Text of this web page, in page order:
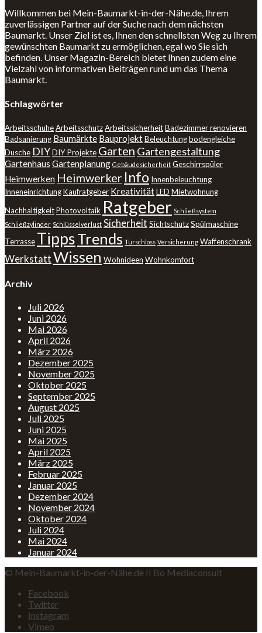
Willkommen bei Mein-Baumarkt-in-der-Nähe.de, Ihrem
zuverlässigen Partner auf der Suche nach dem nächsten
Baumarkt. Unser Ziel ist es, Ihnen den schnellsten Weg zu Ihrem
gewünschten Baumarkt zu ermöglichen, egal wo Sie sich
befinden. Unser Magazin-Bereich bietet Ihnen zudem eine
Vielzahl von informativen Beiträgen rund um das Thema
Baumarkt.
Schlagwörter
ArbeitsschuheArbeitsschutzArbeitssicherheitBadezimmer renovieren
Badsanierung Baumärkte BauprojektBeleuchtungbodengleiche
Dusche DIYDIY Projekte Garten Gartengestaltung
Gartenhaus Gartenplanung Gebäudesicherheit Geschirrspüler
Heimwerken Heimwerker Info Innenbeleuchtung
InneneinrichtungKaufratgeber KreativitätLED Mietwohnung
NachhaltigkeitPhotovoltaik Ratgeber Schließsystem
Schließzylinder Schlüsselverlust Sicherheit SichtschutzSpülmaschine
Terrasse TippsTrends Türschloss Versicherung Waffenschrank
WerkstattWissen Wohnideen Wohnkomfort
Archiv
Juli 2026
Juni 2026
Mai 2026
April 2026
März 2026
Dezember 2025
November 2025
Oktober 2025
September 2025
August 2025
Juli 2025
Juni 2025
Mai 2025
April 2025
März 2025
Februar 2025
Januar 2025
Dezember 2024
November 2024
Oktober 2024
Juli 2024
Mai 2024
Januar 2024
© Mein-Baumarkt-in-der-Nähe.de II Bo Mediaconsult
Facebook
Twitter
Instagram
Vimeo